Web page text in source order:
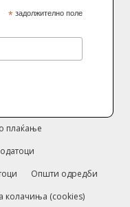
* задолжително поле
плаќање
Општи одредби
колачиња (cookies)